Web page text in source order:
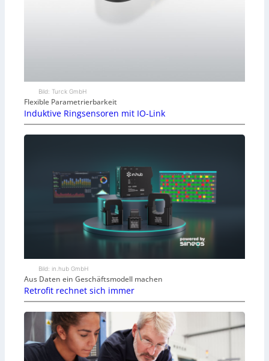
Bild: Turck GmbH
Flexible Parametrierbarkeit
Induktive Ringsensoren mit IO-Link
Bild: in.hub GmbH
Aus Daten ein Geschäftsmodell machen
Retrofit rechnet sich immer